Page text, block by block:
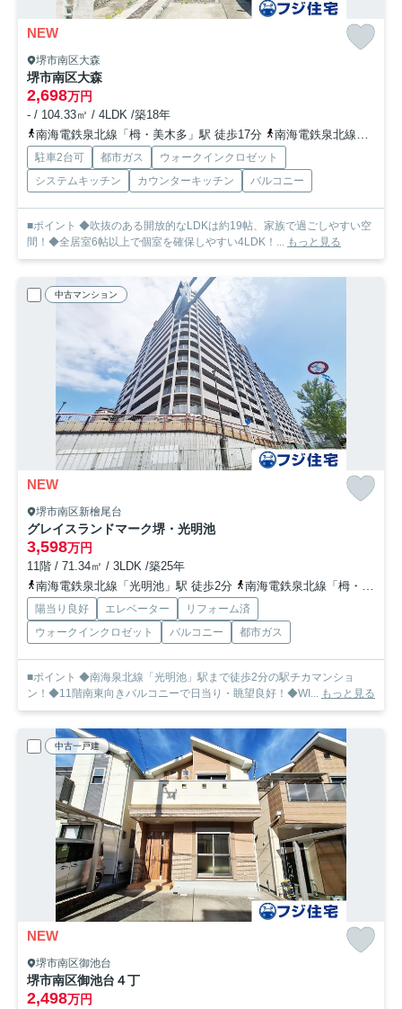
NEW
堺市南区大森
堺市南区大森
2,698万円
- / 104.33㎡ / 4LDK /築18年
南海電鉄泉北線「栂・美木多」駅 徒歩17分
南海電鉄泉北線「光明池」駅 徒歩31分
駐車2台可 都市ガス
ウォークインクロゼット
システムキッチン
カウンターキッチン バルコニー
■ポイント ◆吹抜のある開放的なLDKは約19帖、家族で過ごしやすい空
間！◆全居室6帖以上で個室を確保しやすい4LDK！... もっと見る
中古マンション
NEW
堺市南区新檜尾台
グレイスランドマーク堺・光明池
3,598万円
11階 / 71.34㎡ / 3LDK /築25年
南海電鉄泉北線「光明池」駅 徒歩2分
南海電鉄泉北線「栂・美木多」駅 徒歩26分
陽当り良好 エレベーター
リフォーム済
ウォークインクロゼット
バルコニー 都市ガス
■ポイント ◆南海泉北線「光明池」駅まで徒歩2分の駅チカマンショ
ン！◆11階南東向きバルコニーで日当り・眺望良好！◆WI... もっと見る
中古一戸建
NEW
堺市南区御池台
堺市南区御池台４丁
2,498万円